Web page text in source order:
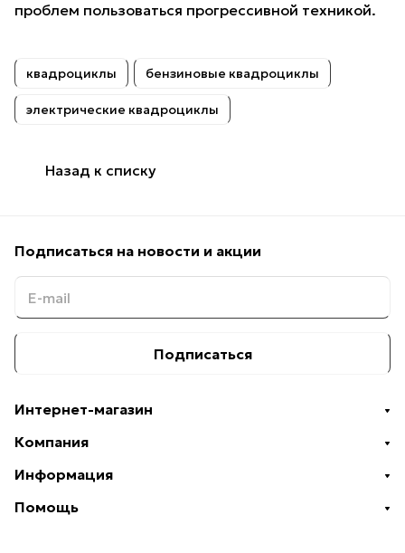
проблем пользоваться прогрессивной техникой.
квадроциклы бензиновые квадроциклы
электрические квадроциклы
Назад к списку
Подписаться на новости и акции
Подписаться
Интернет-магазин
Компания
Информация
Помощь